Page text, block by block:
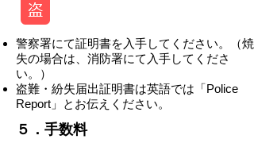
警察署にて証明書を入手してください。（焼
失の場合は、消防署にて入手してくださ
い。）
盗難・紛失届出証明書は英語では「Police
Report」とお伝えください。
​​５．手数料